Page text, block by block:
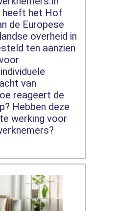
heeft het Hof
de Europese
overheid in
ten aanzien
van
reageert de
Hebben deze
werking voor